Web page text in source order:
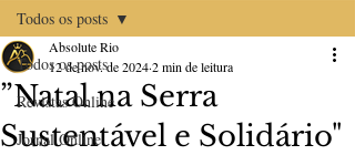
Todos os posts
Revistas Online
Jornal Online
Todos os posts
”Natal na Serra
Sustentável e Solidário"
Absolute Rio
12 de nov. de 20242 min de leitura